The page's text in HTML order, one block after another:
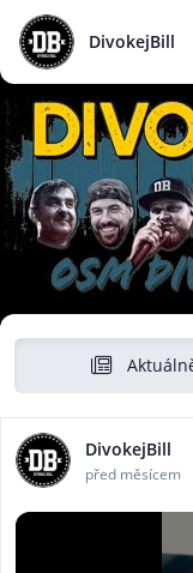
DivokejBill
DivokejBill
před měsícem